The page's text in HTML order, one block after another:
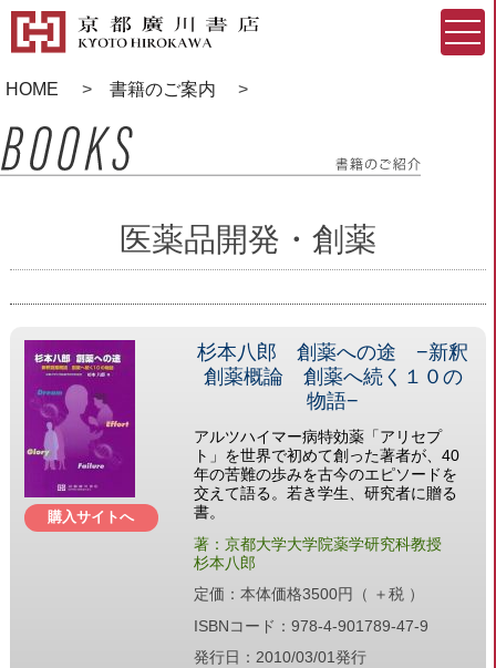
HOME 書籍のご案内
医薬品開発・創薬
購入サイトへ
杉本八郎 創薬への途 −新釈
創薬概論 創薬へ続く１０の
物語−
アルツハイマー病特効薬「アリセプ
ト」を世界で初めて創った著者が、40
年の苦難の歩みを古今のエピソードを
交えて語る。若き学生、研究者に贈る
書。
著：京都大学大学院薬学研究科教授
杉本八郎
定価：本体価格3500円（ ＋税 ）
ISBNコード：978-4-901789-47-9
発行日：2010/03/01発行